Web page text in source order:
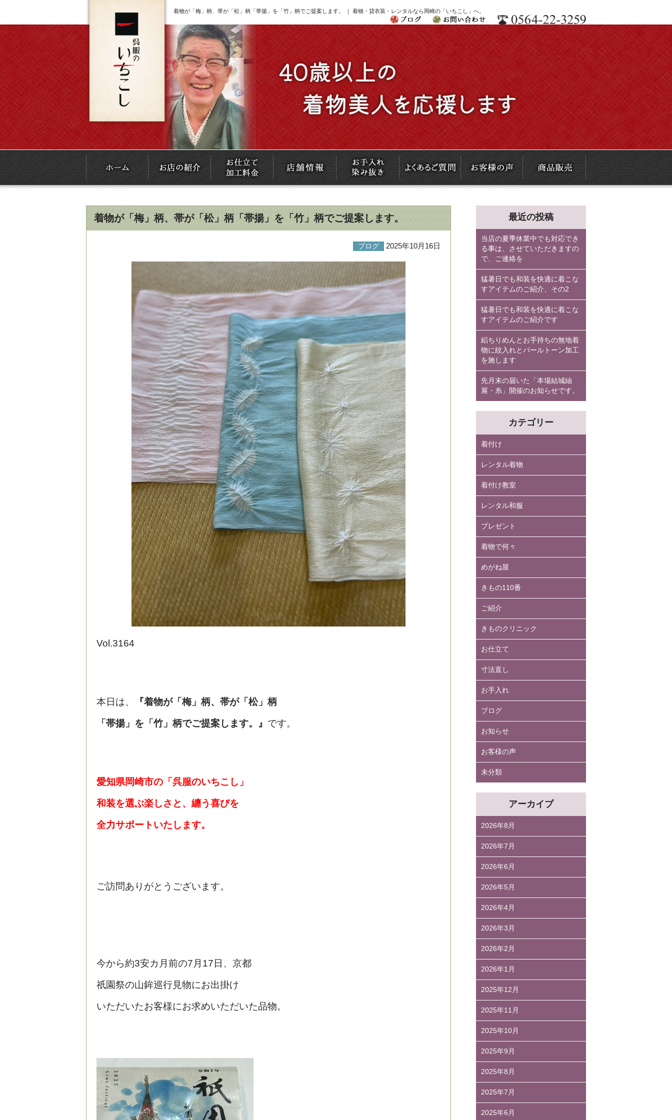
着物が「梅」柄、帯が「松」柄「帯揚」を「竹」柄でご提案します。 ｜ 着物・貸衣装・レンタルなら岡崎の「いちこし」へ。
着物が「梅」柄、帯が「松」柄「帯揚」を「竹」柄でご提案します。
ブログ 2025年10月16日
Vol.3164
本日は、 『着物が「梅」柄、帯が「松」柄
「帯揚」を「竹」柄でご提案します。』 です。
愛知県岡崎市の「呉服のいちこし」
和装を選ぶ楽しさと、纏う喜びを
全力サポートいたします。
ご訪問ありがとうございます。
今から約3安カ月前の7月17日、京都
祇園祭の山鉾巡行見物にお出掛け
いただいたお客様にお求めいただいた品物。
最近の投稿
当店の夏季休業中でも対応でき
る事は、させていただきますの
で、ご連絡を
猛暑日でも和装を快適に着こな
すアイテムのご紹介、その2
猛暑日でも和装を快適に着こな
すアイテムのご紹介です
絽ちりめんとお手持ちの無地着
物に紋入れとパールトーン加工
を施します
先月末の届いた「本場結城紬
展・糸」開催のお知らせです。
カテゴリー
着付け
レンタル着物
着付け教室
レンタル和服
プレゼント
着物で何々
めがね屋
きもの110番
ご紹介
きものクリニック
お仕立て
寸法直し
お手入れ
ブログ
お知らせ
お客様の声
未分類
アーカイブ
2026年8月
2026年7月
2026年6月
2026年5月
2026年4月
2026年3月
2026年2月
2026年1月
2025年12月
2025年11月
2025年10月
2025年9月
2025年8月
2025年7月
2025年6月